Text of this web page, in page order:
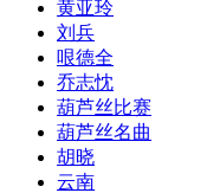
黄亚玲
刘兵
哏德全
乔志忱
葫芦丝比赛
葫芦丝名曲
胡晓
云南